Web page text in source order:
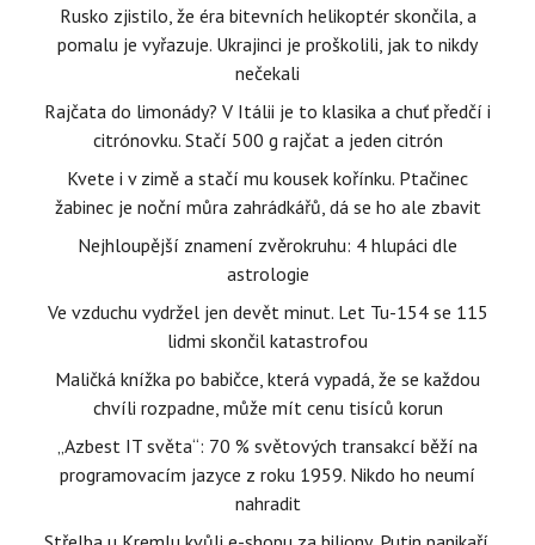
Rusko zjistilo, že éra bitevních helikoptér skončila, a
pomalu je vyřazuje. Ukrajinci je proškolili, jak to nikdy
nečekali
Rajčata do limonády? V Itálii je to klasika a chuť předčí i
citrónovku. Stačí 500 g rajčat a jeden citrón
Kvete i v zimě a stačí mu kousek kořínku. Ptačinec
žabinec je noční můra zahrádkářů, dá se ho ale zbavit
Nejhloupější znamení zvěrokruhu: 4 hlupáci dle
astrologie
Ve vzduchu vydržel jen devět minut. Let Tu-154 se 115
lidmi skončil katastrofou
Maličká knížka po babičce, která vypadá, že se každou
chvíli rozpadne, může mít cenu tisíců korun
„Azbest IT světa“: 70 % světových transakcí běží na
programovacím jazyce z roku 1959. Nikdo ho neumí
nahradit